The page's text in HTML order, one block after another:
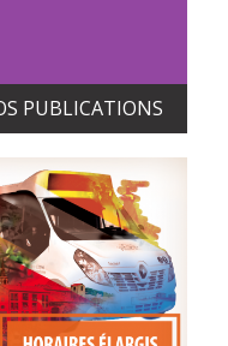
PUBLICATIONS